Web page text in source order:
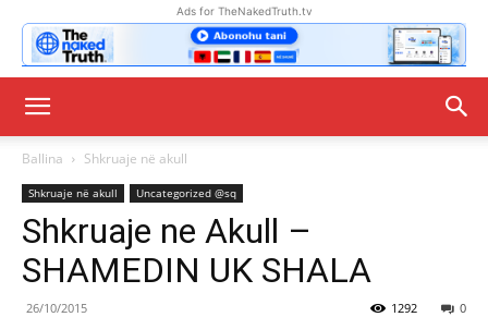
Ads for TheNakedTruth.tv
Ballina Shkruaje në akull
Shkruaje në akull Uncategorized @sq
Shkruaje ne Akull –
SHAMEDIN UK SHALA
26/10/2015 0
1292